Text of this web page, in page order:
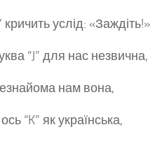
кричить услід: «Заждіть!»
“J” для нас незвична,
нам вона,
“K” як українська,